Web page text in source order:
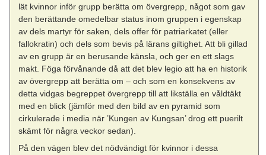
lät kvinnor inför grupp berätta om övergrepp, något som gav
den berättande omedelbar status inom gruppen i egenskap
av dels martyr för saken, dels offer för patriarkatet (eller
fallokratin) och dels som bevis på lärans giltighet. Att bli gillad
av en grupp är en berusande känsla, och ger en ett slags
makt. Föga förvånande då att det blev legio att ha en historik
av övergrepp att berätta om – och som en konsekvens av
detta vidgas begreppet övergrepp till att likställa en våldtäkt
med en blick (jämför med den bild av en pyramid som
cirkulerade i media när ’Kungen av Kungsan’ drog ett puerilt
skämt för några veckor sedan).
På den vägen blev det nödvändigt för kvinnor i dessa